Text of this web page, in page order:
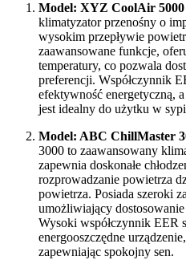
Model: XYZ CoolAir 5000
klimatyzator przenośny o
wysokim przepływie
zaawansowane funkcje,
temperatury, co pozwala
preferencji. Współczynnik
efektywność energetyczną,
jest idealny do użytku w
Model: ABC ChillMaster
3000 to zaawansowany
zapewnia doskonałe
rozprowadzanie powietrza
powietrza. Posiada szeroki
umożliwiający
Wysoki współczynnik EER
energooszczędne
zapewniając spokojny sen.